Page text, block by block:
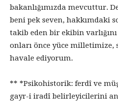
bakanlığımızda mevcuttur.
beni pek seven, hakkımdaki
takib eden bir ekibin
onları önce yüce milletimize,
havale ediyorum.
** *Psikohistorik: ferdî ve
gayr-i iradî belirleyicilerini